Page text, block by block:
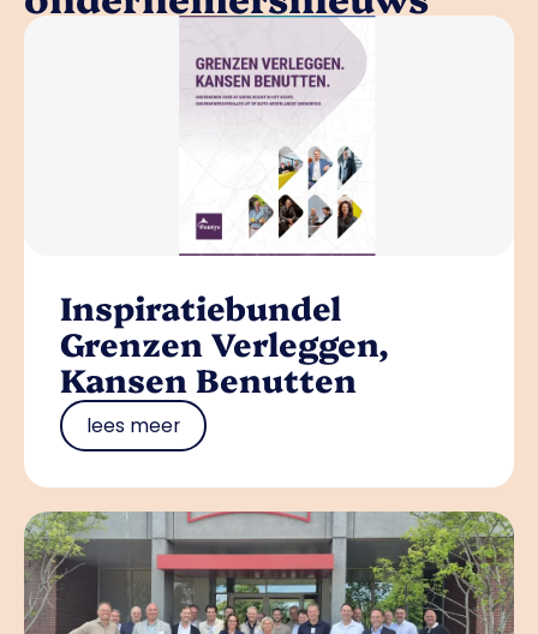
Inspiratiebundel
Grenzen Verleggen,
Kansen Benutten
lees meer